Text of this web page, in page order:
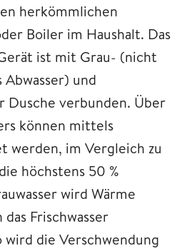
herkömmlichen
Boiler im Haushalt. Das
ist mit Grau- (nicht
und
Dusche verbunden. Über
können mittels
werden, im Vergleich zu
höchstens 50 %
wird Wärme
Frischwasser
die Verschwendung